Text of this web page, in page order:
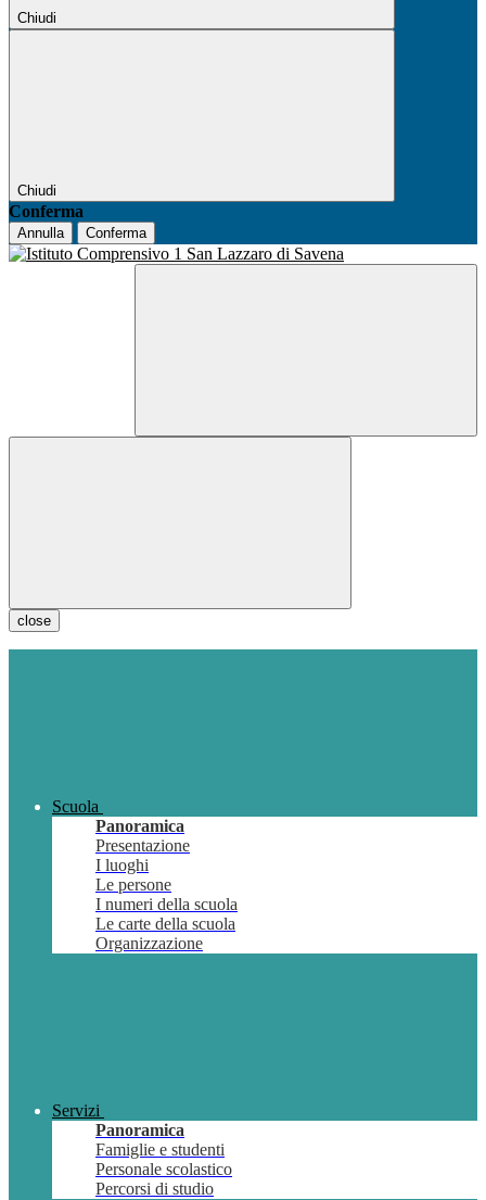
Chiudi
Chiudi
Conferma
Annulla Conferma
close
Scuola
Panoramica
Presentazione
I luoghi
Le persone
I numeri della scuola
Le carte della scuola
Organizzazione
Servizi
Panoramica
Famiglie e studenti
Personale scolastico
Percorsi di studio